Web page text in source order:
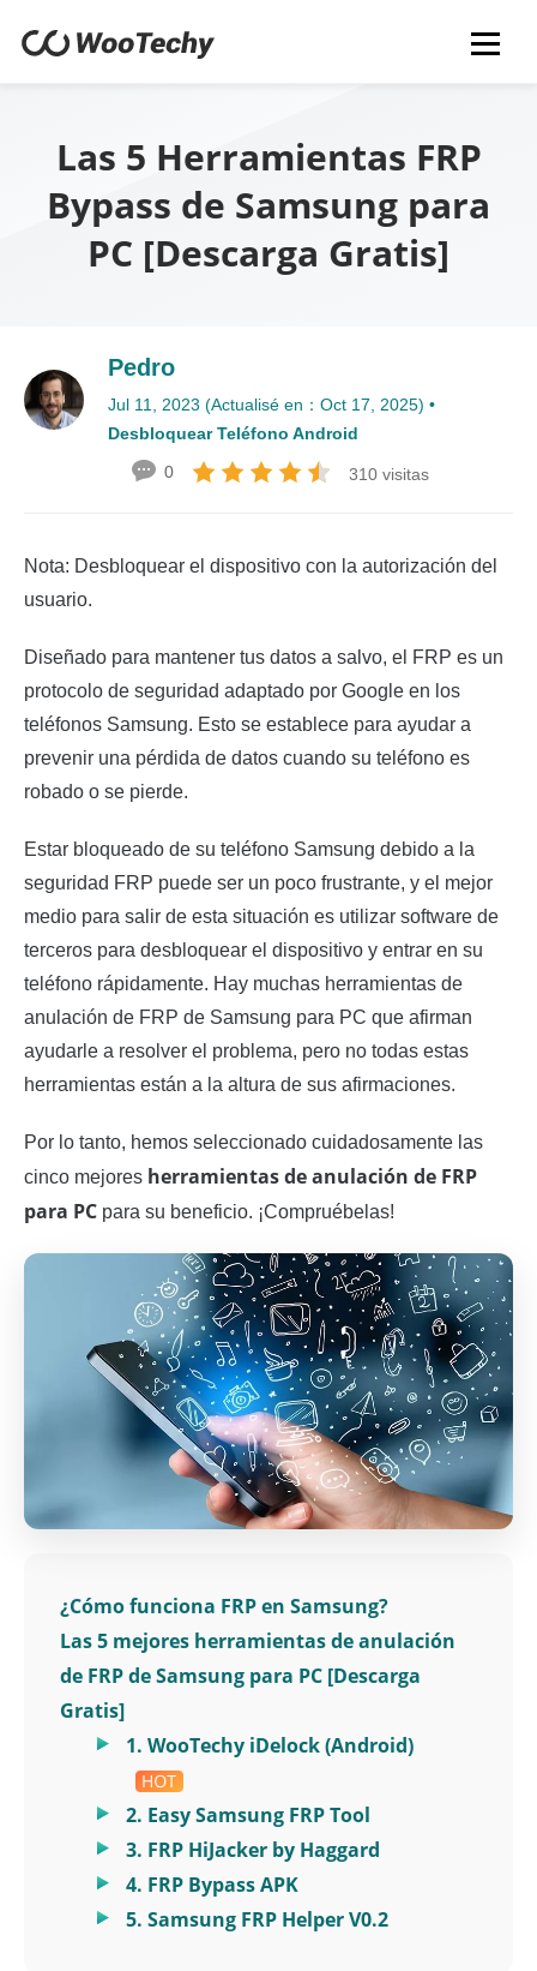
Las 5 Herramientas FRP
Bypass de Samsung para
PC [Descarga Gratis]
Pedro
Jul 11, 2023 (Actualisé en：Oct 17, 2025) •
Desbloquear Teléfono Android
310 visitas
0
Nota: Desbloquear el dispositivo con la autorización del
usuario.
Diseñado para mantener tus datos a salvo, el FRP es un
protocolo de seguridad adaptado por Google en los
teléfonos Samsung. Esto se establece para ayudar a
prevenir una pérdida de datos cuando su teléfono es
robado o se pierde.
Estar bloqueado de su teléfono Samsung debido a la
seguridad FRP puede ser un poco frustrante, y el mejor
medio para salir de esta situación es utilizar software de
terceros para desbloquear el dispositivo y entrar en su
teléfono rápidamente. Hay muchas herramientas de
anulación de FRP de Samsung para PC que afirman
ayudarle a resolver el problema, pero no todas estas
herramientas están a la altura de sus afirmaciones.
Por lo tanto, hemos seleccionado cuidadosamente las
cinco mejores herramientas de anulación de FRP
para PC para su beneficio. ¡Compruébelas!
¿Cómo funciona FRP en Samsung?
Las 5 mejores herramientas de anulación
de FRP de Samsung para PC [Descarga
Gratis]
1. WooTechy iDelock (Android)
2. Easy Samsung FRP Tool
3. FRP HiJacker by Haggard
4. FRP Bypass APK
5. Samsung FRP Helper V0.2